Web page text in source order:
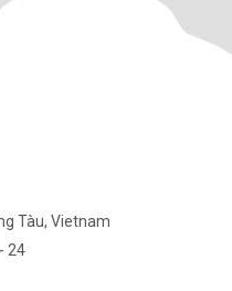
Tàu, Vietnam
24